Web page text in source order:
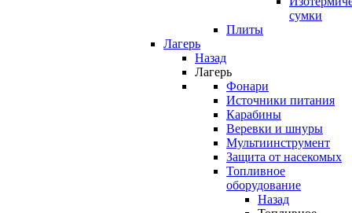
сумки
Плиты
Лагерь
Назад
Лагерь
Фонари
Источники питания
Карабины
Веревки и шнуры
Мультиинструмент
Защита от насекомых
Топливное
оборудование
Назад